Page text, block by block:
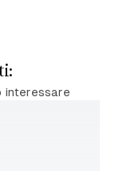
interessare